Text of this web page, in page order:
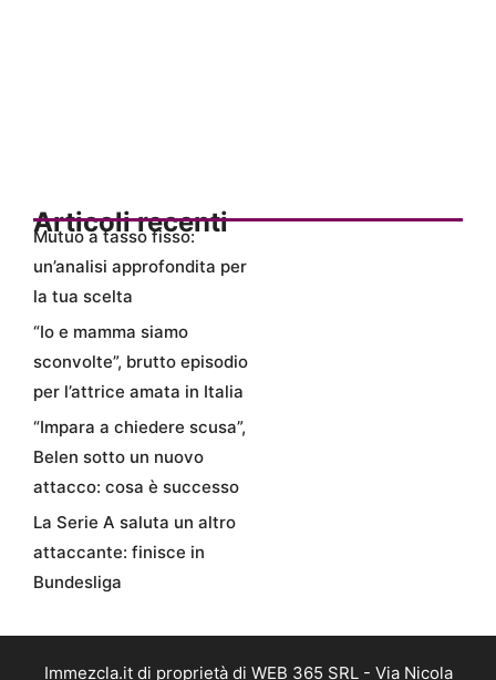
Articoli recenti
Mutuo a tasso fisso:
un’analisi approfondita per
la tua scelta
“Io e mamma siamo
sconvolte”, brutto episodio
per l’attrice amata in Italia
“Impara a chiedere scusa”,
Belen sotto un nuovo
attacco: cosa è successo
La Serie A saluta un altro
attaccante: finisce in
Bundesliga
Immezcla.it di proprietà di WEB 365 SRL - Via Nicola